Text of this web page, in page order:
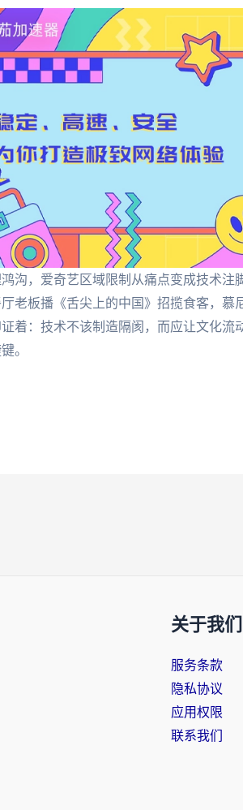
沟，爱奇艺区域限制从痛点变成技术注
老板播《舌尖上的中国》招揽食客，慕
着：技术不该制造隔阂，而应让文化流
。
关于我们
服务条款
隐私协议
应用权限
联系我们